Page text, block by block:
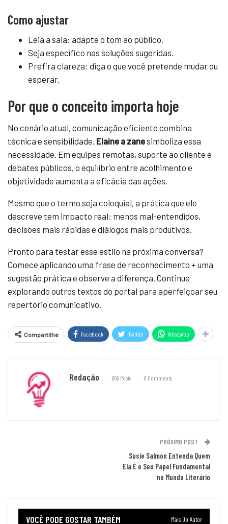
Como ajustar
Leia a sala: adapte o tom ao público.
Seja específico nas soluções sugeridas.
Prefira clareza: diga o que você pretende mudar ou
esperar.
Por que o conceito importa hoje
No cenário atual, comunicação eficiente combina
técnica e sensibilidade. Elaine a zanesimboliza essa
necessidade. Em equipes remotas, suporte ao cliente e
debates públicos, o equilíbrio entre acolhimento e
objetividade aumenta a eficácia das ações.
Mesmo que o termo seja coloquial, a prática que ele
descreve tem impacto real: menos mal-entendidos,
decisões mais rápidas e diálogos mais produtivos.
Pronto para testar esse estilo na próxima conversa?
Comece aplicando uma frase de reconhecimento + uma
sugestão prática e observe a diferença. Continue
explorando outros textos do portal para aperfeiçoar seu
repertório comunicativo.
Compartilhe Facebook Twitter WhatsApp
Redação 659 Posts 0 Comments
PRÓXIMO POST
Susie Salmon Entenda Quem
Ela É e Seu Papel Fundamental
no Mundo Literário
VOCÊ PODE GOSTAR TAMBÉM Mais Do Autor